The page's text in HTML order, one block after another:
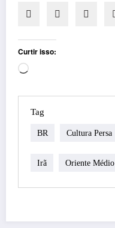
Curtir isso:
Carregando...
Tag
BR Cultura Persa
Irã Oriente Médio